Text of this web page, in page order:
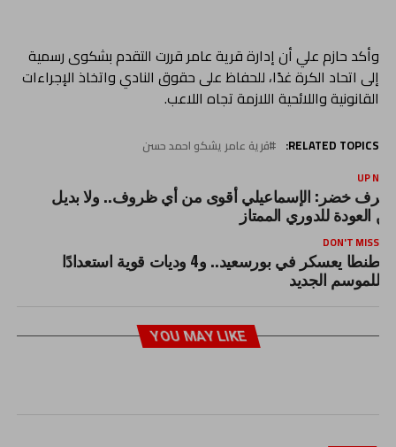
وأكد حازم علي أن إدارة قرية عامر قررت التقدم بشكوى رسمية
إلى اتحاد الكرة غدًا، للحفاظ على حقوق النادي واتخاذ الإجراءات
القانونية واللائحية اللازمة تجاه اللاعب.
RELATED TOPICS: قرية عامر يشكو احمد حسن
UP
خضر: الإسماعيلي أقوى من أي ظروف.. ولا بديل
العودة للدوري الممتاز
DON'T MISS
طنطا يعسكر في بورسعيد.. و4 وديات قوية استعدادًا
للموسم الجديد
YOU MAY LIKE